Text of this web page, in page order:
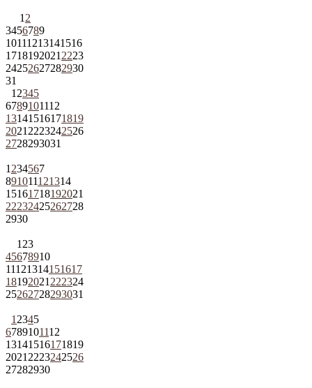
1 2
3456789
10111213141516
1718192021 2223
24252627282930
31
1 2345
6789101112
13141516171819
2021 2223242526
2728293031
1 234567
891011121314
15161718192021
22232425262728
2930
1 23
45678910
11121314151617
18192021 222324
25262728293031
1 2345
6789101112
13141516171819
2021 2223242526
27282930